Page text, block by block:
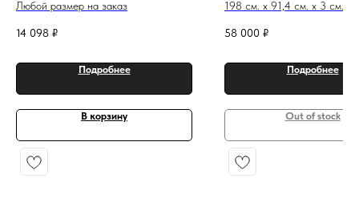
Любой размер на заказ
14 098 ₽
Подробнее
В корзину
198 см. х 91,4 см. х 3 см.
58 000 ₽
Подробнее
Out of stock